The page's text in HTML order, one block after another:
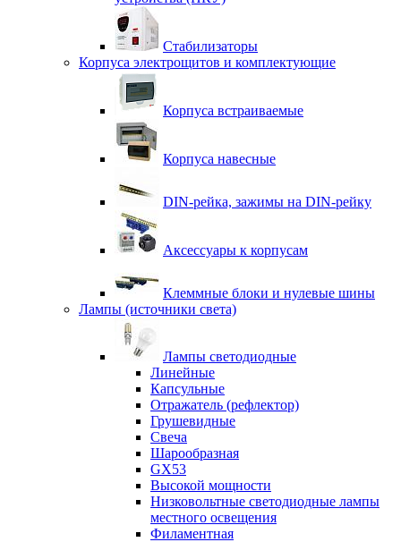
Стабилизаторы
Корпуса электрощитов и комплектующие
Корпуса встраиваемые
Корпуса навесные
DIN-рейка, зажимы на DIN-рейку
Аксессуары к корпусам
Клеммные блоки и нулевые шины
Лампы (источники света)
Лампы светодиодные
Линейные
Капсульные
Отражатель (рефлектор)
Грушевидные
Свеча
Шарообразная
GX53
Высокой мощности
Низковольтные светодиодные лампы
местного освещения
Филаментная